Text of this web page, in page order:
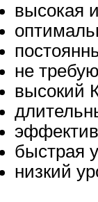
высокая
не
высокий
быстрая
низкий